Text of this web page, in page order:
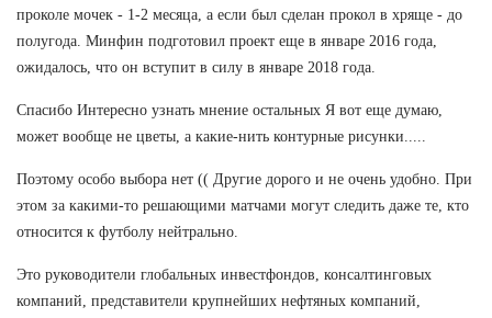
проколе мочек - 1-2 месяца, а если был сделан прокол в хряще - до
полугода. Минфин подготовил проект еще в январе 2016 года,
ожидалось, что он вступит в силу в январе 2018 года.
Спасибо Интересно узнать мнение остальных Я вот еще думаю,
может вообще не цветы, а какие-нить контурные рисунки.....
Поэтому особо выбора нет (( Другие дорого и не очень удобно. При
этом за какими-то решающими матчами могут следить даже те, кто
относится к футболу нейтрально.
Это руководители глобальных инвестфондов, консалтинговых
компаний, представители крупнейших нефтяных компаний,